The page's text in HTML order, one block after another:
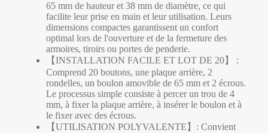
65 mm de hauteur et 38 mm de diamètre, ce qui
facilite leur prise en main et leur utilisation. Leurs
dimensions compactes garantissent un confort
optimal lors de l'ouverture et de la fermeture des
armoires, tiroirs ou portes de penderie.
【INSTALLATION FACILE ET LOT DE 20】 :
Comprend 20 boutons, une plaque arrière, 2
rondelles, un boulon amovible de 65 mm et 2 écrous.
Le processus simple consiste à percer un trou de 4
mm, à fixer la plaque arrière, à insérer le boulon et à
le fixer avec des écrous.
【UTILISATION POLYVALENTE】: Convient